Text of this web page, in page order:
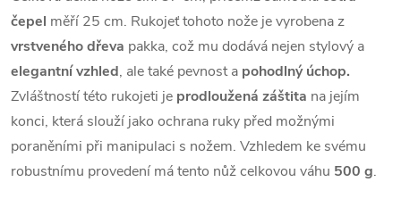
čepel měří 25 cm. Rukojeť tohoto nože je vyrobena z
vrstveného dřeva pakka, což mu dodává nejen stylový a
elegantní vzhled, ale také pevnost a pohodlný úchop.
Zvláštností této rukojeti je prodloužená záštita na jejím
konci, která slouží jako ochrana ruky před možnými
poraněními při manipulaci s nožem. Vzhledem ke svému
robustnímu provedení má tento nůž celkovou váhu 500 g.